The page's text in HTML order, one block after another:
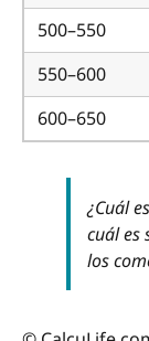
500–550
550–600
600–650
¿Cuál
cuál es
los